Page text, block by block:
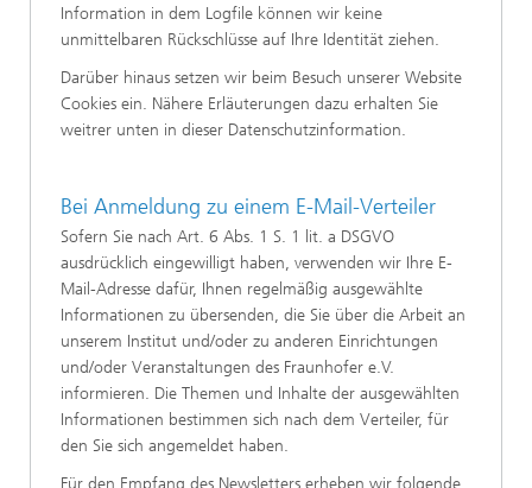
Information in dem Logfile können wir keine
unmittelbaren Rückschlüsse auf Ihre Identität ziehen.
Darüber hinaus setzen wir beim Besuch unserer Website
Cookies ein. Nähere Erläuterungen dazu erhalten Sie
weitrer unten in dieser Datenschutzinformation.
Bei Anmeldung zu einem E-Mail-Verteiler
Sofern Sie nach Art. 6 Abs. 1 S. 1 lit. a DSGVO
ausdrücklich eingewilligt haben, verwenden wir Ihre E-
Mail-Adresse dafür, Ihnen regelmäßig ausgewählte
Informationen zu übersenden, die Sie über die Arbeit an
unserem Institut und/oder zu anderen Einrichtungen
und/oder Veranstaltungen des Fraunhofer e.V.
informieren. Die Themen und Inhalte der ausgewählten
Informationen bestimmen sich nach dem Verteiler, für
den Sie sich angemeldet haben.
Für den Empfang des Newsletters erheben wir folgende